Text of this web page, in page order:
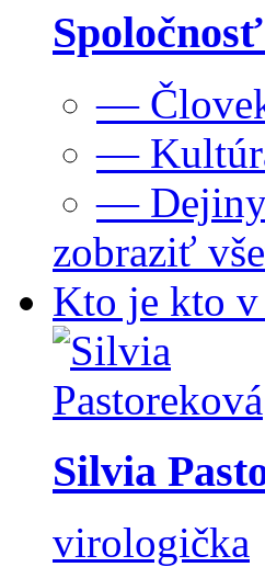
—
—
—
zobraziť
Kto je kto v
Silvia
virologička